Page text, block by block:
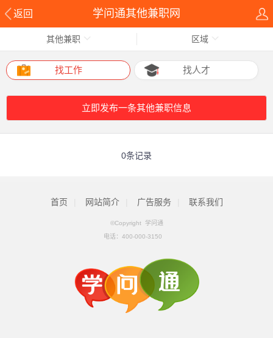
返回 学问通其他兼职网
其他兼职 区域
找工作 找人才
立即发布一条其他兼职信息
0条记录
首页 网站简介 广告服务 联系我们
©Copyright 学问通
电话： 400-000-3150